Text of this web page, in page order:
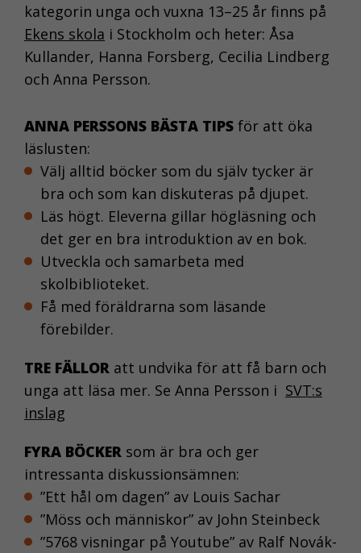
kategorin unga och vuxna 13–25 år finns på
Ekens skola i Stockholm och heter: Åsa
Kullander, Hanna Forsberg, Cecilia Lindberg
och Anna Persson.
ANNA PERSSONS BÄSTA TIPS för att öka
läslusten:
Välj alltid böcker som du själv tycker är
bra och som kan diskuteras på djupet.
Läs högt. Eleverna gillar högläsning och
det ger en bra introduktion av en bok.
Utveckla och samarbeta med
skolbiblioteket.
Få med föräldrarna som läsande
förebilder.
TRE FÄLLOR att undvika för att få barn och
unga att läsa mer. Se Anna Persson i SVT:s
inslag
FYRA BÖCKER som är bra och ger
intressanta diskussionsämnen:
”Ett hål om dagen” av Louis Sachar
”Möss och människor” av John Steinbeck
”5768 visningar på Youtube” av Ralf Novák-